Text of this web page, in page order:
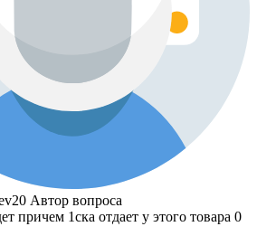
Автор вопроса
причем 1ска отдает у этого товара 0